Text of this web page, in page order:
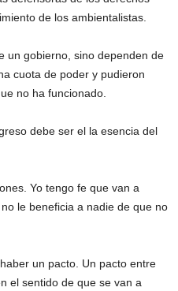
de los ambientalistas.
un gobierno, sino dependen de
cuota de poder y pudieron
no ha funcionado.
debe ser el la esencia del
Yo tengo fe que van a
le beneficia a nadie de que no
un pacto. Un pacto entre
el sentido de que se van a